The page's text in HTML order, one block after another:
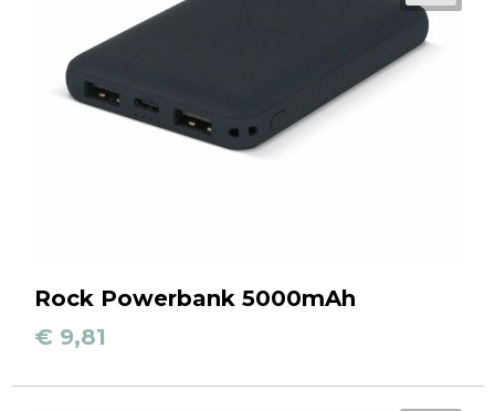
Rock Powerbank 5000mAh
€ 9,81